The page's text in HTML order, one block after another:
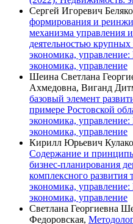
Сергей Игоревич
формирования и
механизма управления
деятельностью
экономика,
экономика, управление
Шеина Светлана
Ахмедовна, Виганд
базовый элемент
примере Ростовской
экономика,
экономика, управление
Кирилл Юрьевич
Содержание и
бизнес-планирования
комплексного развития
экономика,
экономика, управление
Светлана Георгиевна
Федоровская,